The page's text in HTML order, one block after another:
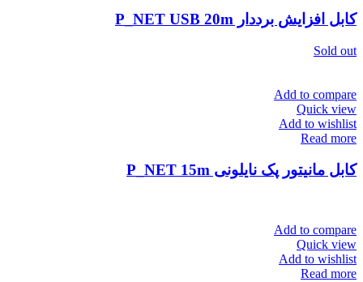
کابل افزایش برددار P_NET USB 20m
Sold out
Add to compare
Quick view
Add to wishlist
Read more
کابل مانیتور پک نایلونی P_NET 15m
Add to compare
Quick view
Add to wishlist
Read more